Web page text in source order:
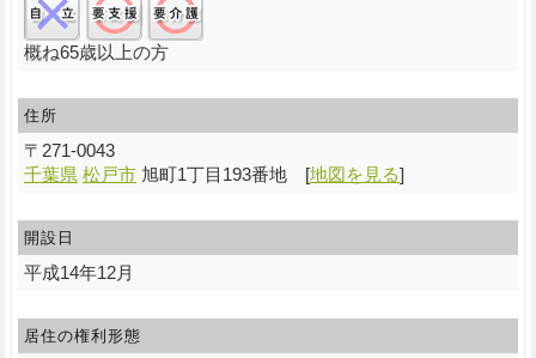
概ね65歳以上の方
住所
〒 271-0043
千葉県 松戸市 旭町1丁目193番地[地図を見る]
開設日
平成14年12月
居住の権利形態